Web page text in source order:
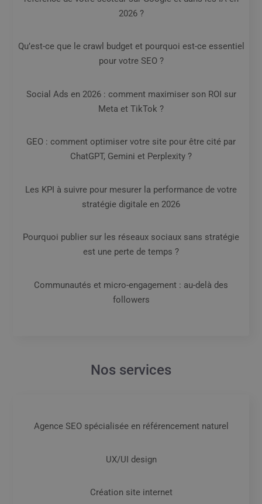
2026 ?
Qu’est-ce que le crawl budget et pourquoi est-ce essentiel
pour votre SEO ?
Social Ads en 2026 : comment maximiser son ROI sur
Meta et TikTok ?
GEO : comment optimiser votre site pour être cité par
ChatGPT, Gemini et Perplexity ?
Les KPI à suivre pour mesurer la performance de votre
stratégie digitale en 2026
Pourquoi publier sur les réseaux sociaux sans stratégie
est une perte de temps ?
Communautés et micro-engagement : au-delà des
followers
Nos services
Agence SEO spécialisée en référencement naturel
UX/UI design
Création site internet